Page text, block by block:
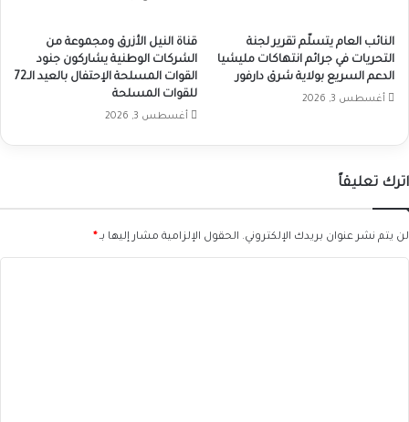
النائب العام يتسلّم تقرير لجنة
التحريات في جرائم انتهاكات مليشيا
الدعم السريع بولاية شرق دارفور
أغسطس 3, 2026
قناة النيل الأزرق ومجموعة من
الشركات الوطنية يشاركون جنود
القوات المسلحة الإحتفال بالعيد الـ72
للقوات المسلحة
أغسطس 3, 2026
اترك تعليقاً
لن يتم نشر عنوان بريدك الإلكتروني. الحقول الإلزامية مشار إليها بـ *